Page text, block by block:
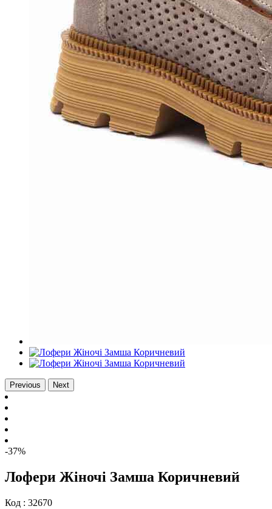
Previous Next
-37%
Лофери Жіночі Замша Коричневий
Код : 32670